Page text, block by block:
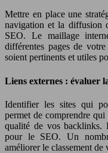
Mettre en place une
navigation et la diffusion
SEO. Le maillage
différentes pages de
soient pertinents et utiles
Liens externes : évaluer
Identifier les sites qui
permet de comprendre
qualité de vos backlinks.
pour le SEO. Un
améliorer le classement de